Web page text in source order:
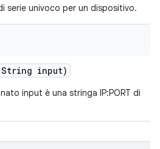
serie univoco per un dispositivo.
input)
input è una stringa IP:PORT di